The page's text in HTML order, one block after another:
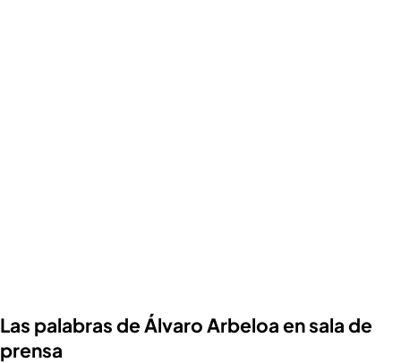
Las palabras de Álvaro Arbeloa en sala de
prensa